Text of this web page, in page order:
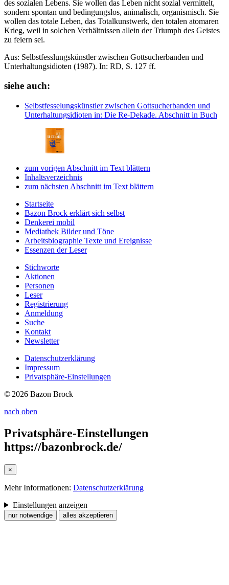
des sozialen Lebens. Sie wollen das Leben nicht sozial vermittelt,
sondern spontan und bedingungslos, animalisch, organismisch. Sie
wollen das totale Leben, das Totalkunstwerk, den totalen atomaren
Krieg, weil in solchen Verhältnissen allein der Triumph des Geistes
zu feiern sei.
Aus: Selbstfesslungskünstler zwischen Gottsucherbanden und
Unterhaltungsidioten (1987). In: RD, S. 127 ff.
siehe auch:
Selbstfesselungskünstler zwischen Gottsucherbanden und
Unterhaltungsidioten in: Die Re-Dekade. Abschnitt in Buch
zum vorigen Abschnitt im Text blättern
Inhaltsverzeichnis
zum nächsten Abschnitt im Text blättern
Startseite
Bazon Brock erklärt sich selbst
Denkerei mobil
Mediathek Bilder und Töne
Arbeitsbiographie Texte und Ereignisse
Essenzen der Leser
Stichworte
Aktionen
Personen
Leser
Registrierung
Anmeldung
Suche
Kontakt
Newsletter
Datenschutzerklärung
Impressum
Privatsphäre-Einstellungen
© 2026 Bazon Brock
nach oben
Privatsphäre-Einstellungen
https://bazonbrock.de/
×
Mehr Informationen: Datenschutzerklärung
Einstellungen anzeigen
nur notwendige alles akzeptieren